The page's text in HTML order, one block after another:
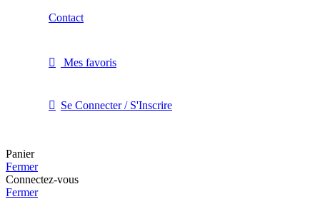
Contact
Mes favoris
Se Connecter / S'Inscrire
Panier
Fermer
Connectez-vous
Fermer